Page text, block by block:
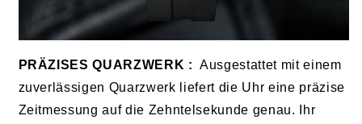
PRÄZISES QUARZWERK : Ausgestattet mit einem
zuverlässigen Quarzwerk liefert die Uhr eine präzise
Zeitmessung auf die Zehntelsekunde genau. Ihr